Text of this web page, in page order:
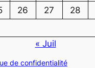
26 27 28
« Juil
de confidentialité